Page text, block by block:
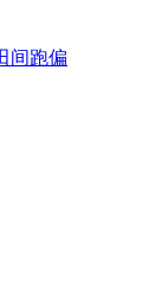
间跑偏